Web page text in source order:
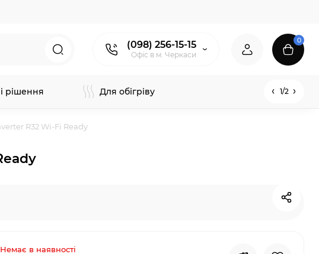
(098) 256-15-15
Офіс в м. Черкаси
0
рішення Для обігріву 1/2
R32 Wi-Fi Ready
Немає в наявності